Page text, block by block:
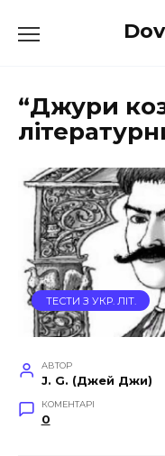
до
“Джури
ТЕСТИ З УКР. ЛІТ.
АВТОР
J. G. (Джей Джи)
КОМЕНТАРІ
0